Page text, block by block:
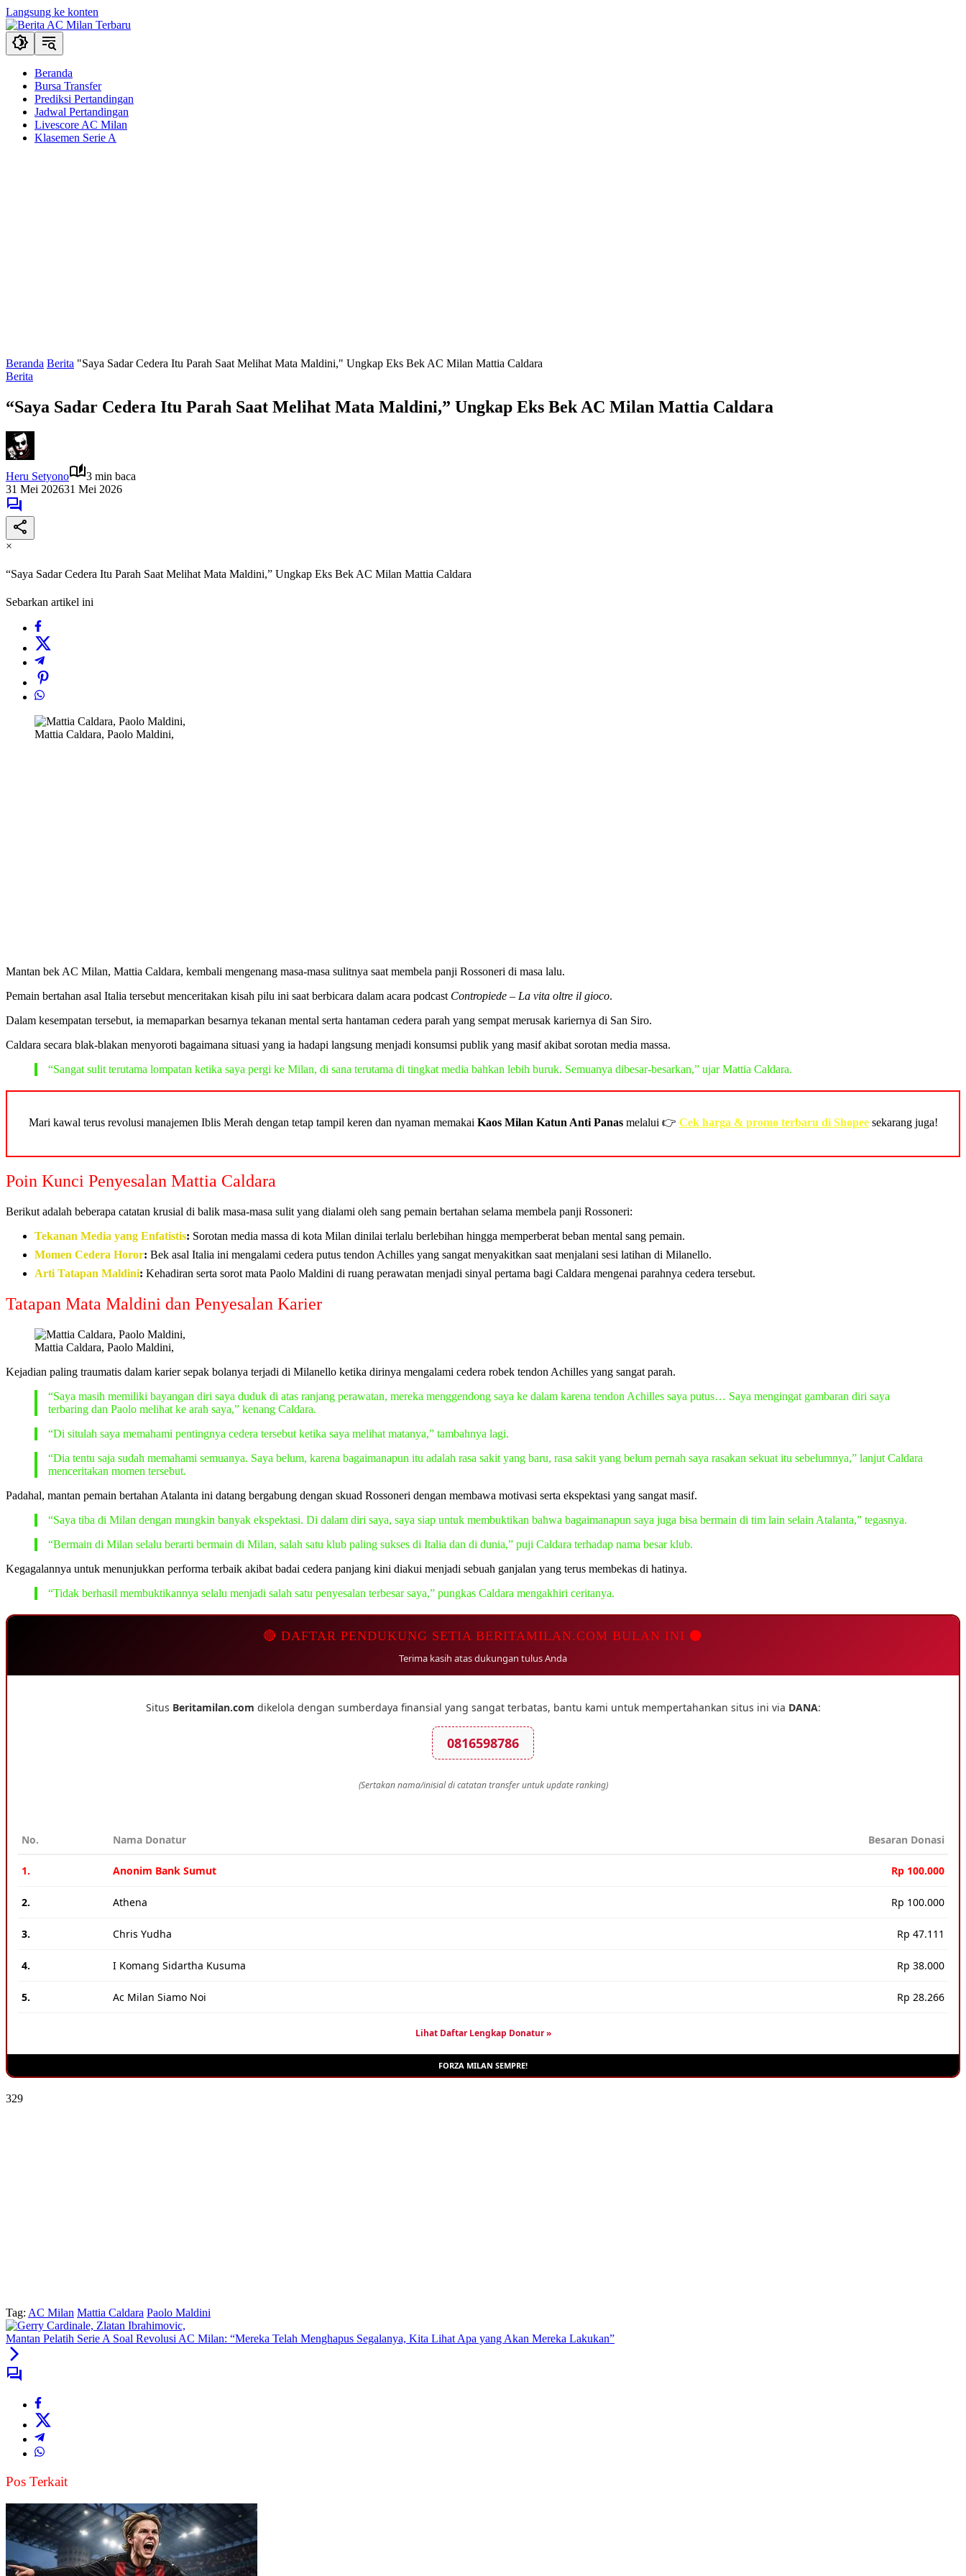
Langsung ke konten
Beranda
Bursa Transfer
Prediksi Pertandingan
Jadwal Pertandingan
Livescore AC Milan
Klasemen Serie A
Beranda Berita "Saya Sadar Cedera Itu Parah Saat Melihat Mata Maldini," Ungkap Eks Bek AC Milan Mattia Caldara
Berita
“Saya Sadar Cedera Itu Parah Saat Melihat Mata Maldini,” Ungkap Eks Bek AC Milan Mattia Caldara
Heru Setyono
3 min baca
31 Mei 202631 Mei 2026
×
“Saya Sadar Cedera Itu Parah Saat Melihat Mata Maldini,” Ungkap Eks Bek AC Milan Mattia Caldara
Sebarkan artikel ini
Mattia Caldara, Paolo Maldini,
Mantan bek AC Milan, Mattia Caldara, kembali mengenang masa-masa sulitnya saat membela panji Rossoneri di masa lalu.
Pemain bertahan asal Italia tersebut menceritakan kisah pilu ini saat berbicara dalam acara podcast Contropiede – La vita oltre il gioco.
Dalam kesempatan tersebut, ia memaparkan besarnya tekanan mental serta hantaman cedera parah yang sempat merusak kariernya di San Siro.
Caldara secara blak-blakan menyoroti bagaimana situasi yang ia hadapi langsung menjadi konsumsi publik yang masif akibat sorotan media massa.
“Sangat sulit terutama lompatan ketika saya pergi ke Milan, di sana terutama di tingkat media bahkan lebih buruk. Semuanya dibesar-besarkan,” ujar Mattia Caldara.
Mari kawal terus revolusi manajemen Iblis Merah dengan tetap tampil keren dan nyaman memakai Kaos Milan Katun Anti Panasmelalui 👉 Cek harga & promo terbaru di Shopeesekarang juga!
Poin Kunci Penyesalan Mattia Caldara
Berikut adalah beberapa catatan krusial di balik masa-masa sulit yang dialami oleh sang pemain bertahan selama membela panji Rossoneri:
Tekanan Media yang Enfatistis: Sorotan media massa di kota Milan dinilai terlalu berlebihan hingga memperberat beban mental sang pemain.
Momen Cedera Horor: Bek asal Italia ini mengalami cedera putus tendon Achilles yang sangat menyakitkan saat menjalani sesi latihan di Milanello.
Arti Tatapan Maldini: Kehadiran serta sorot mata Paolo Maldini di ruang perawatan menjadi sinyal pertama bagi Caldara mengenai parahnya cedera tersebut.
Tatapan Mata Maldini dan Penyesalan Karier
Mattia Caldara, Paolo Maldini,
Kejadian paling traumatis dalam karier sepak bolanya terjadi di Milanello ketika dirinya mengalami cedera robek tendon Achilles yang sangat parah.
“Saya masih memiliki bayangan diri saya duduk di atas ranjang perawatan, mereka menggendong saya ke dalam karena tendon Achilles saya putus… Saya mengingat gambaran diri saya
terbaring dan Paolo melihat ke arah saya,” kenang Caldara.
“Di situlah saya memahami pentingnya cedera tersebut ketika saya melihat matanya,” tambahnya lagi.
“Dia tentu saja sudah memahami semuanya. Saya belum, karena bagaimanapun itu adalah rasa sakit yang baru, rasa sakit yang belum pernah saya rasakan sekuat itu sebelumnya,” lanjut Caldara
menceritakan momen tersebut.
Padahal, mantan pemain bertahan Atalanta ini datang bergabung dengan skuad Rossoneri dengan membawa motivasi serta ekspektasi yang sangat masif.
“Saya tiba di Milan dengan mungkin banyak ekspektasi. Di dalam diri saya, saya siap untuk membuktikan bahwa bagaimanapun saya juga bisa bermain di tim lain selain Atalanta,” tegasnya.
“Bermain di Milan selalu berarti bermain di Milan, salah satu klub paling sukses di Italia dan di dunia,” puji Caldara terhadap nama besar klub.
Kegagalannya untuk menunjukkan performa terbaik akibat badai cedera panjang kini diakui menjadi sebuah ganjalan yang terus membekas di hatinya.
“Tidak berhasil membuktikannya selalu menjadi salah satu penyesalan terbesar saya,” pungkas Caldara mengakhiri ceritanya.
🔴 DAFTAR PENDUKUNG SETIA BERITAMILAN.COM BULAN INI ⚫
Terima kasih atas dukungan tulus Anda
Situs Beritamilan.com dikelola dengan sumberdaya finansial yang sangat terbatas, bantu kami untuk mempertahankan situs ini via DANA:
0816598786
(Sertakan nama/inisial di catatan transfer untuk update ranking)
No. Nama Donatur Besaran Donasi
1. Anonim Bank Sumut Rp 100.000
2. Athena Rp 100.000
3. Chris Yudha Rp 47.111
4. I Komang Sidartha Kusuma Rp 38.000
5. Ac Milan Siamo Noi Rp 28.266
Lihat Daftar Lengkap Donatur »
FORZA MILAN SEMPRE!
329
Tag: AC Milan Mattia Caldara Paolo Maldini
Mantan Pelatih Serie A Soal Revolusi AC Milan: “Mereka Telah Menghapus Segalanya, Kita Lihat Apa yang Akan Mereka Lakukan”
Pos Terkait